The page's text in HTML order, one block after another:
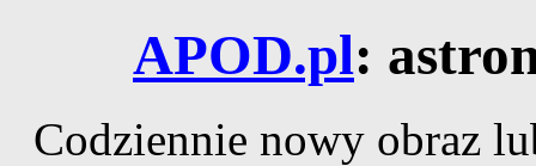
APOD.pl:
Codziennie nowy obraz